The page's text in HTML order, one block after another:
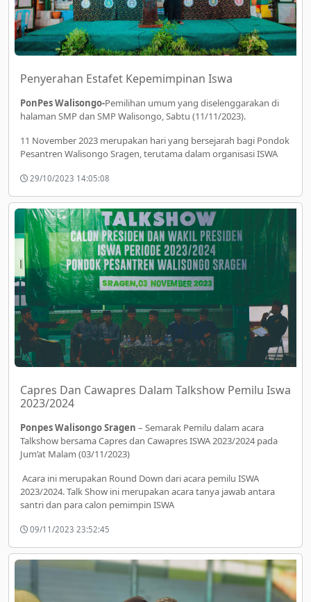
Penyerahan Estafet Kepemimpinan Iswa
PonPes Walisongo-Pemilihan umum yang diselenggarakan di
halaman SMP dan SMP Walisongo, Sabtu (11/11/2023).
11 November 2023 merupakan hari yang bersejarah bagi Pondok
Pesantren Walisongo Sragen, terutama dalam organisasi ISWA
29/10/2023 14:05:08
Capres Dan Cawapres Dalam Talkshow Pemilu Iswa
2023/2024
Ponpes Walisongo Sragen – Semarak Pemilu dalam acara
Talkshow bersama Capres dan Cawapres ISWA 2023/2024 pada
Jum’at Malam (03/11/2023)
Acara ini merupakan Round Down dari acara pemilu ISWA
2023/2024. Talk Show ini merupakan acara tanya jawab antara
santri dan para calon pemimpin ISWA
09/11/2023 23:52:45